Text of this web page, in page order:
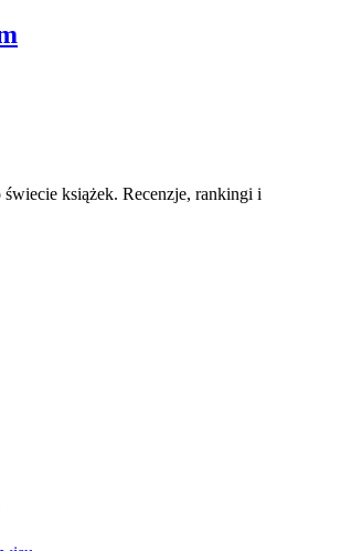
książek. Recenzje, rankingi i